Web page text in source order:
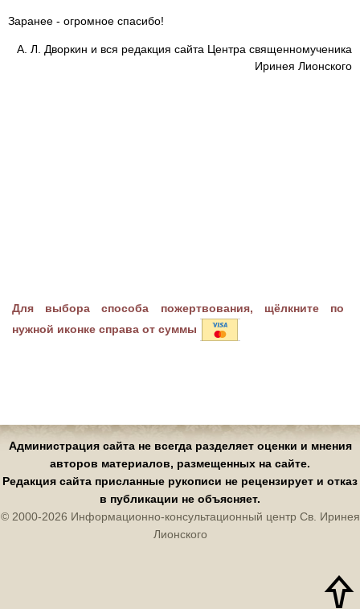
Заранее - огромное спасибо!
А. Л. Дворкин и вся редакция сайта Центра священномученика
Иринея Лионского
Для выбора способа пожертвования, щёлкните по
нужной иконке справа от суммы
Администрация сайта не всегда разделяет оценки и мнения
авторов материалов, размещенных на сайте.
Редакция сайта присланные рукописи не рецензирует и отказ
в публикации не объясняет.
© 2000-2026 Информационно-консультационный центр Св. Иринея
Лионского